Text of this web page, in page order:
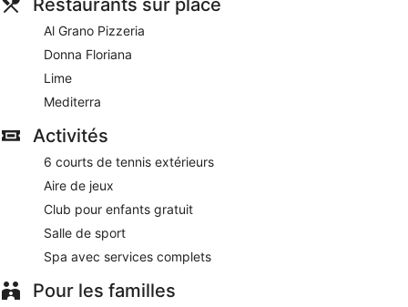
Al Grano Pizzeria
Donna Floriana
Lime
Mediterra
Activités
6 courts de tennis extérieurs
Aire de jeux
Club pour enfants gratuit
Salle de sport
Spa avec services complets
Pour les familles